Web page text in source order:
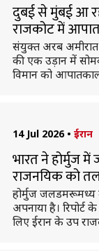
दुबई से मुंबई आ
राजकोट में
संयुक्त अरब अमीरात
की एक उड़ान में
विमान को
14 Jul 2026 • ईरान
भारत ने होर्मुज में
राजनयिक को
होर्मुज
अपनाया है।
लिए ईरान के उप